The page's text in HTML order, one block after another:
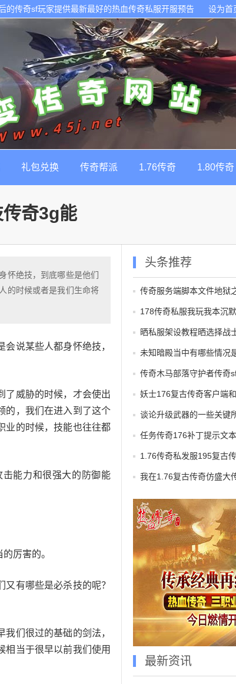
设为首
的传奇sf玩家提供最新最好的热血传奇私服开服预告
礼包兑换 传奇帮派 1.76传奇 1.80传奇
奇3g能
怀绝技，到底哪些是他们
的时候或者是我们生命将
说某些人都身怀绝技，
威胁的时候，才会使出
的，我们在进入到了这个
业的时候，技能也往往都
击能力和很强大的防御能
厉害的。
有哪些是必杀技的呢？
们很过的基础的剑法，
相当于很早以前我们使用
头条推荐
传奇服务端脚本文件地狱
178传奇私服我玩我本沉
晒私服架设教程晒选择战
未知暗殿当中有哪些情况
传奇木马部落守护者传奇
妖士176复古传奇客户端
谈论升级武器的一些关键
任务传奇176补丁提示文
1.76传奇私发服195复古
我在1.76复古传奇仿盛大
最新资讯